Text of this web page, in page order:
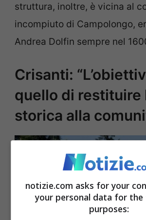
struttura, inoltre, è vicina al
incompiuto di Campolongo,
Andrea Dolfin sempre nel
Crisanti:
quello di restituire
storica alla
notizie.com asks for your
your personal data for
purposes: